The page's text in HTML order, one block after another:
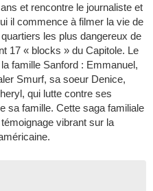
et rencontre le journaliste et
il commence à filmer la vie de
les plus dangereux de
17 « blocks » du Capitole. Le
famille Sanford : Emmanuel,
Smurf, sa soeur Denice,
qui lutte contre ses
sa famille. Cette saga familiale
vibrant sur la